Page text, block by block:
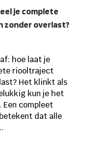
je complete
zonder overlast?
hoe laat je
riooltraject
Het klinkt als
kun je het
Een compleet
dat alle